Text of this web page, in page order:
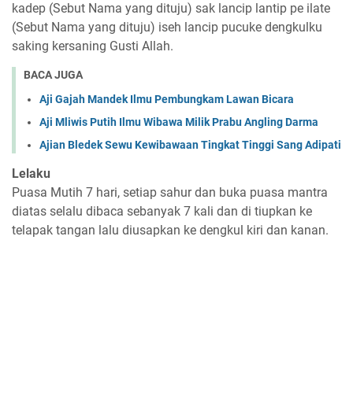
kadep (Sebut Nama yang dituju) sak lancip lantip pe ilate
(Sebut Nama yang dituju) iseh lancip pucuke dengkulku
saking kersaning Gusti Allah.
BACA JUGA
Aji Gajah Mandek Ilmu Pembungkam Lawan Bicara
Aji Mliwis Putih Ilmu Wibawa Milik Prabu Angling Darma
Ajian Bledek Sewu Kewibawaan Tingkat Tinggi Sang Adipati
Lelaku
Puasa Mutih 7 hari, setiap sahur dan buka puasa mantra
diatas selalu dibaca sebanyak 7 kali dan di tiupkan ke
telapak tangan lalu diusapkan ke dengkul kiri dan kanan.